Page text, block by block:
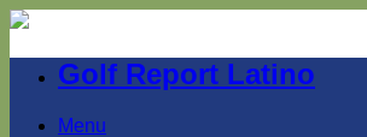
Golf Report Latino
Menu